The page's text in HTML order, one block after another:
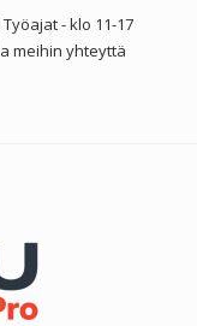
Työajat - klo 11-17
meihin yhteyttä